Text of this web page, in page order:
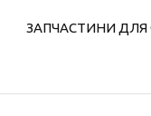
ЗАПЧАСТИНИ ДЛЯ